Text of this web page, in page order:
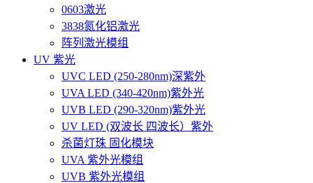
0603激光
3838氮化铝激光
阵列激光模组
UV 紫光
UVC LED (250-280nm)深紫外
UVA LED (340-420nm)紫外光
UVB LED (290-320nm)紫外光
UV LED (双波长 四波长）紫外
杀菌灯珠 固化模块
UVA 紫外光模组
UVB 紫外光模组